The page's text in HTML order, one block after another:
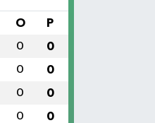
O P
0 0
0 0
0 0
0 0